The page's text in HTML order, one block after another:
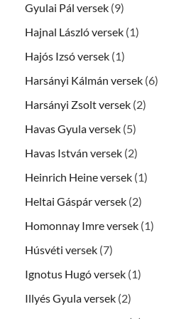
Gyulai Pál versek (9)
Hajnal László versek (1)
Hajós Izsó versek (1)
Harsányi Kálmán versek (6)
Harsányi Zsolt versek (2)
Havas Gyula versek (5)
Havas István versek (2)
Heinrich Heine versek (1)
Heltai Gáspár versek (2)
Homonnay Imre versek (1)
Húsvéti versek (7)
Ignotus Hugó versek (1)
Illyés Gyula versek (2)